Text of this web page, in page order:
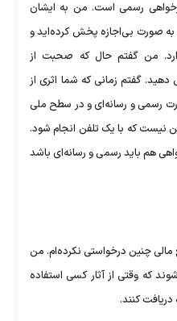
رسمی است. من به ایشان
صورت بی‌اجازه پخش کرده‌اید و
من گفتم حال که صحبت از
گفتم زمانی که شما اثری از
رسمی و رسانه‌ای و در سطح ملی
نیست که با یک تلفن انجام شود.
هم باید رسمی و رسانه‌ای باشد
چنین درخواستی نکرده‌ام. من
که وقتی از آثار کسی استفاده
دریافت کنند.